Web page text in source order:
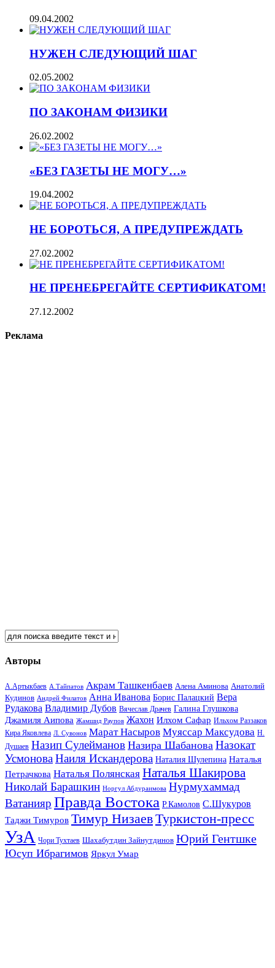
09.04.2002
НУЖЕН СЛЕДУЮЩИЙ ШАГ
02.05.2002
ПО ЗАКОНАМ ФИЗИКИ
26.02.2002
«БЕЗ ГАЗЕТЫ НЕ МОГУ…»
19.04.2002
НЕ БОРОТЬСЯ, А ПРЕДУПРЕЖДАТЬ
27.02.2002
НЕ ПРЕНЕБРЕГАЙТЕ СЕРТИФИКАТОМ!
27.12.2002
Реклама
Авторы
А.Артыкбаев А.Тайпатов Акрам Ташкенбаев Алена Аминова Анатолий
Кудинов Андрей Филатов Анна Иванова Борис Палацкий Вера
Рудакова Владимир Дубов Вячеслав Драчев Галина Глушкова
Джамиля Аипова Жамшид Раупов Жахон Илхом Сафар Ильхом Раззаков
Кира Яковлева Л. Сувонов Марат Насыров Муяссар Максудова Н.
Душаев Назип Сулейманов Назира Шабанова Назокат
УсмоноваНаиля Искандерова Наталия Шулепина Наталья
Петрачкова Наталья Полянская Наталья Шакирова
Николай Барашкин Норгул Абдураимова Нурмухаммад
Ватанияр Правда Востока Р.Камолов С.Шукуров
Таджи Тимуров Тимур НизаевТуркистон-пресс
УзА Чори Тухтаев Шахабутдин Зайнутдинов Юрий Гентшке
Юсуп Ибрагимов Яркул Умар